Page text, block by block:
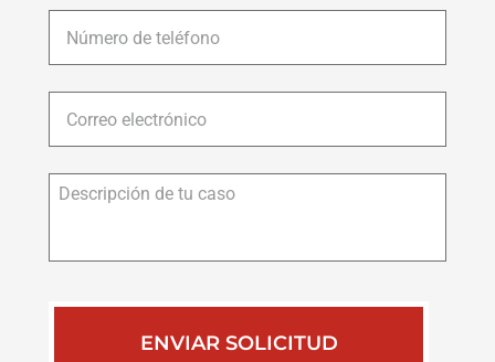
Número
de
teléfono *
Correo
electrónico *
Descripción